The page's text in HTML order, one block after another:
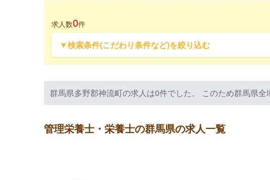
求人数0件
▼検索条件(こだわり条件など)を絞り込む
群馬県多野郡神流町の求人は0件でした。 このため群馬県全
管理栄養士・栄養士の群馬県の求人一覧